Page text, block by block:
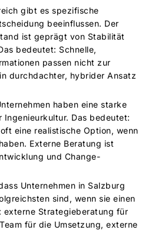
gibt es spezifische
beeinflussen. Der
ist geprägt von Stabilität
bedeutet: Schnelle,
passen nicht zur
durchdachter, hybrider Ansatz
haben eine starke
Ingenieurkultur. Das bedeutet:
eine realistische Option, wenn
Externe Beratung ist
und Change-
Unternehmen in Salzburg
sind, wenn sie einen
externe Strategieberatung für
für die Umsetzung, externe